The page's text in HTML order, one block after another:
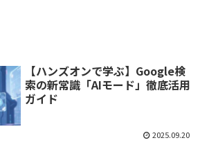
【ハンズオンで学ぶ】Google検
索の新常識「AIモード」徹底活用
ガイド
2025.09.20